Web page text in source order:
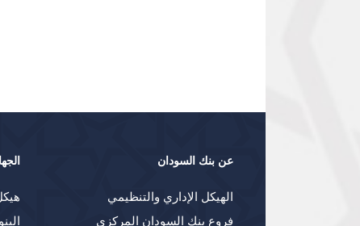
عن بنك السودان
الهيكل الإداري والتنظيمي
فروع بنك السودان المركزي